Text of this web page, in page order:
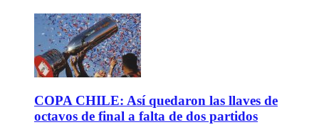
COPA CHILE: Así quedaron las llaves de
octavos de final a falta de dos partidos